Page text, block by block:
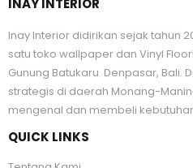
Inay Interior didirikan sejak tahun
satu toko wallpaper dan Vinyl
Gunung Batukaru Denpasar, Bali.
strategis di daerah Monang-
mengenal dan membeli
QUICK LINKS